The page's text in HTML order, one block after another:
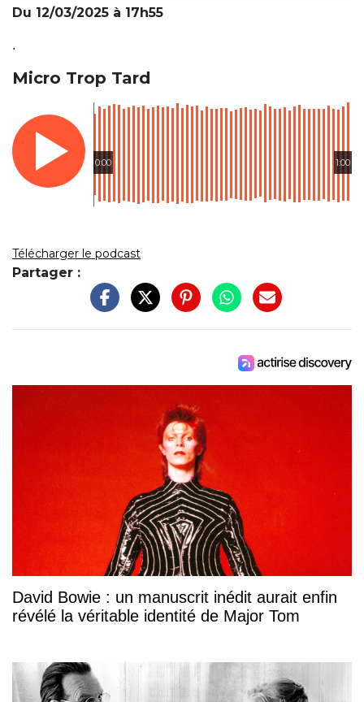
Du 12/03/2025 à 17h55
.
Micro Trop Tard
0:00 1:00
Télécharger le podcast
Partager :
David Bowie : un manuscrit inédit aurait enfin
révélé la véritable identité de Major Tom